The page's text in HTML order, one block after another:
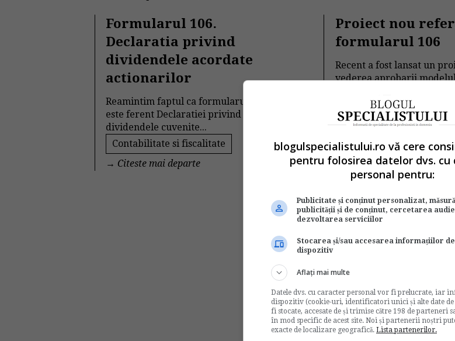
Formularul 106.
Declaratia privind
dividendele acordate
actionarilor
Reamintim faptul ca formularul 106
este ferent Declaratiei privind
dividendele cuvenite...
Contabilitate si fiscalitate
→ Citeste mai departe
Proiect nou
formularul 106
Recent a fost lansat un
vederea aprobarii
Contabilitate si fiscalitate
→
Citeste mai departe
blogulspecialistului.ro vă cere
pentru folosirea datelor dvs. cu
personal pentru:
Publicitate și conținut personalizat,
publicității și de conținut, cercetarea
dezvoltarea serviciilor
Stocarea și/sau accesarea informațiilor de
dispozitiv
Aflați mai multe
Datele dvs. cu caracter personal vor fi prelucrate, iar
dispozitiv (cookie-uri, identificatori unici și alte date
fi stocate, accesate de și trimise către 198 de parteneri
în mod specific de acest site. Noi și partenerii noștri
exacte de localizare geografică. Lista partenerilor.